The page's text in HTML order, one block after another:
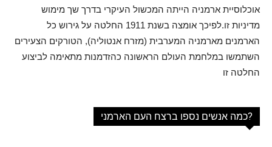
אוכלוסיית ארמניה הייתה המכשול העיקרי בדרך שך מימוש
מדיניות זו.לפיכך אומצה בשנת 1911 החלטה על גירוש כל
הארמנים מארמניה המערבית (מזרח אנטוליה), הטורקים הצעירים
השתמשו במלחמת העולם הראשונה כהזדמנות מתאימה לביצוע
החלטה זו
כמה אנשים נספו ברצח העם הארמני?